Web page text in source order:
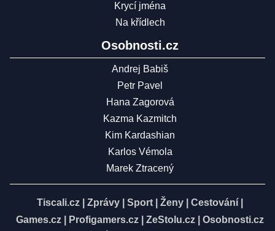
Krycí jména
Na křídlech
Osobnosti.cz
Andrej Babiš
Petr Pavel
Hana Zagorová
Kazma Kazmitch
Kim Kardashian
Karlos Vémola
Marek Ztracený
Tiscali.cz Zprávy Sport Ženy Cestování
Games.cz
Profigamers.cz ZeStolu.cz
Osobnosti.cz